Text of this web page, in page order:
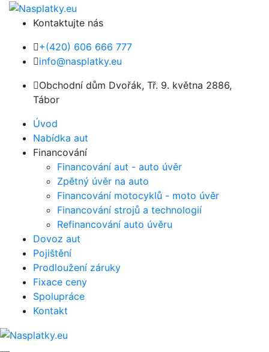
Kontaktujte nás
+(420) 606 666 777
info@nasplatky.eu
Obchodní dům Dvořák, Tř. 9. května 2886,
Tábor
Úvod
Nabídka aut
Financování
Financování aut - auto úvěr
Zpětný úvěr na auto
Financování motocyklů - moto úvěr
Financování strojů a technologií
Refinancování auto úvěru
Dovoz aut
Pojištění
Prodloužení záruky
Fixace ceny
Spolupráce
Kontakt